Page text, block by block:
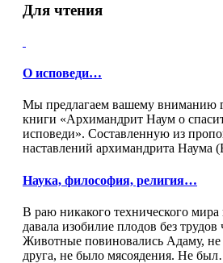
Для чтения
О исповеди…
Мы предлагаем вашему вниманию
книги «Архимандрит Наум о
исповеди». Составленную из
наставлений архимандрита Наума
Наука, философия, религия…
В раю никакого технического
давала изобилие плодов без трудов
Животные повиновались Адаму, не
друга, не было мясоядения. Не